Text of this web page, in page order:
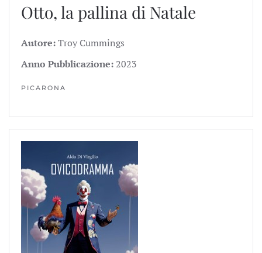
Otto, la pallina di Natale
Autore:Troy Cummings
Anno Pubblicazione: 2023
PICARONA